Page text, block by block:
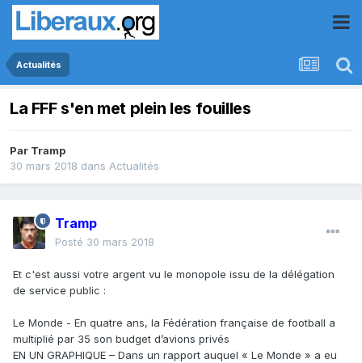
Actualités
La FFF s'en met plein les fouilles
Par Tramp
30 mars 2018 dans Actualités
Tramp
Posté 30 mars 2018
Et c'est aussi votre argent vu le monopole issu de la délégation
de service public :
Le Monde - En quatre ans, la Fédération française de football a
multiplié par 35 son budget d’avions privés
EN UN GRAPHIQUE – Dans un rapport auquel « Le Monde » a eu